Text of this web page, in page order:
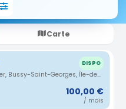
Carte
DISPO
2 Rue Konrad Adenauer, Bussy-Saint-Georges, Île-de-France, France · 1.76 km
100,00 €
/ mois